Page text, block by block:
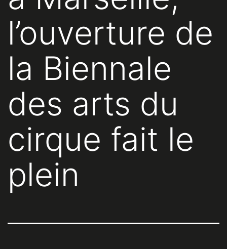
l’ouverture de
la Biennale
des arts du
cirque fait le
plein